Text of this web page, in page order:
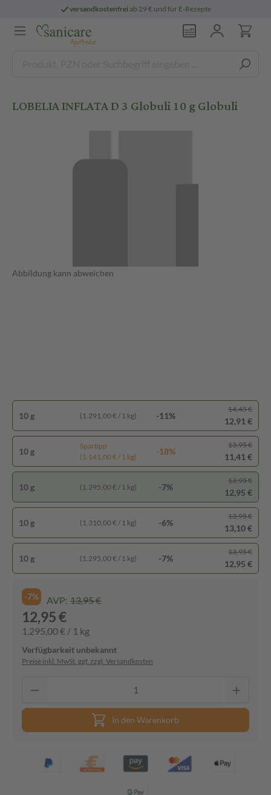
versandkostenfreiab 29 € und für E-Rezepte
LOBELIA INFLATA D 3 Globuli 10 g Globuli
Abbildung kann abweichen
10 g (1.291,00 € / 1 kg) -11%
14,45 €
12,91 €
10 g
Spartipp
(1.141,00 € / 1 kg)
-18%
13,95 €
11,41 €
10 g (1.295,00 € / 1 kg) -7%
13,95 €
12,95 €
10 g (1.310,00 € / 1 kg) -6%
13,95 €
13,10 €
10 g (1.295,00 € / 1 kg) -7%
13,95 €
12,95 €
-7% AVP: 13,95 €
12,95 €
1.295,00 € / 1 kg
Verfügbarkeit unbekannt
Preise inkl. MwSt. ggf. zzgl. Versandkosten
In den Warenkorb